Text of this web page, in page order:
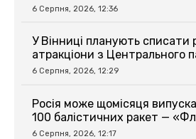
6 Серпня, 2026, 12:36
У Вінниці планують списати
атракціони з Центрального
6 Серпня, 2026, 12:29
Росія може щомісяця
100 балістичних ракет —
6 Серпня, 2026, 12:17